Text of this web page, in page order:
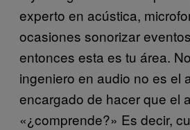
experto en acústica,
ocasiones sonorizar
entonces esta es tu área.
ingeniero en audio no es el
encargado de hacer que el
«¿comprende?» Es decir,